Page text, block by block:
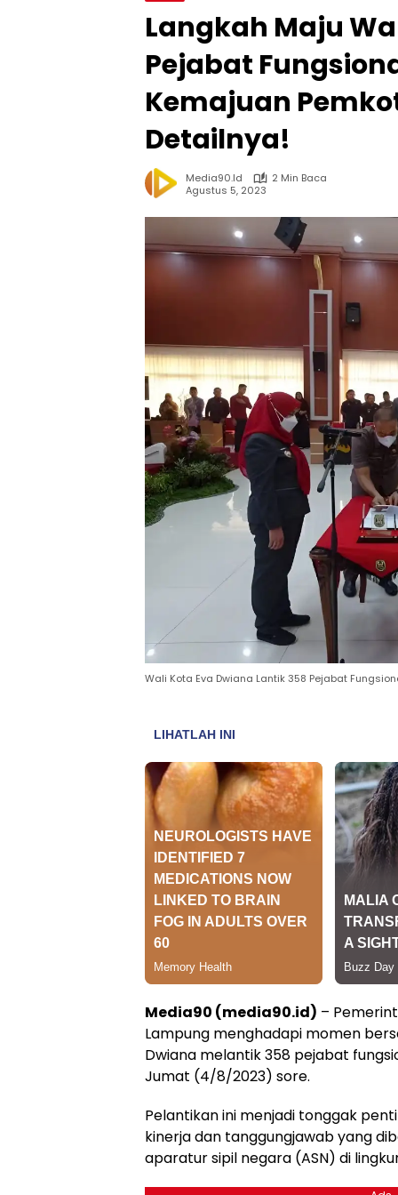
Langkah Maju
Pejabat
Kemajuan
Detailnya!
Media90.id
2 Min Baca
Agustus 5, 2023
Wali Kota Eva Dwiana Lantik 358 Pejabat
Media90 (media90.id) –
Lampung menghadapi momen
Dwiana melantik 358 pejabat
Jumat (4/8/2023) sore.
Pelantikan ini menjadi tonggak
kinerja dan tanggungjawab yang
aparatur sipil negara (ASN) di